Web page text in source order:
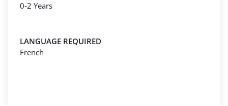
0-2 Years
LANGUAGE REQUIRED
French